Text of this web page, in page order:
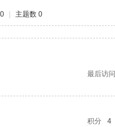
主题数 0
最后访问
积分 4